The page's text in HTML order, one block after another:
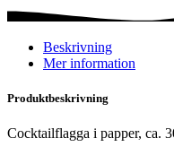
Beskrivning
Mer information
Produktbeskrivning
Cocktailflagga i papper, ca.